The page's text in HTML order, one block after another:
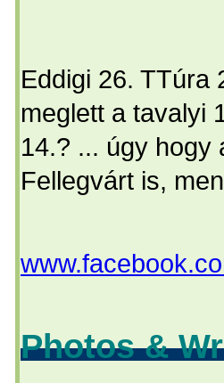
Eddigi 26. TTúra
meglett a tavalyi
14.? ... úgy hogy
Fellegvárt is,
Photos &